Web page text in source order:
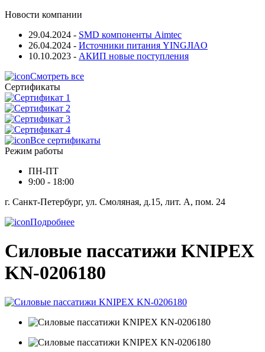
Новости компании
29.04.2024 - SMD компоненты Aimtec
26.04.2024 - Источники питания YINGJIAO
10.10.2023 - АКИП новые поступления
Смотреть все
Сертификаты
Все сертификаты
Режим работы
ПН-ПТ
9:00 - 18:00
г. Санкт-Петербург, ул. Смоляная, д.15, лит. А, пом. 24
Подробнее
Силовые пассатижи KNIPEX
KN-0206180